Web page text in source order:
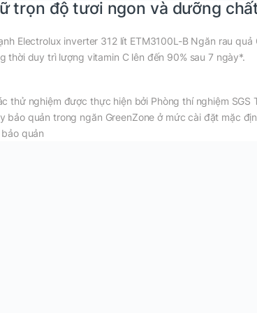
trọn độ tươi ngon và dưỡng
Electrolux inverter 312 lít ETM3100L-B Ngăn rau
thời duy trì lượng vitamin C lên đến 90% sau 7 ngày*.
thử nghiệm được thực hiện bởi Phòng thí nghiệm
bảo quản trong ngăn GreenZone ở mức cài đặt mặc
quản